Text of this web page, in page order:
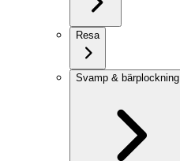
Resa
Svamp & bärplockning